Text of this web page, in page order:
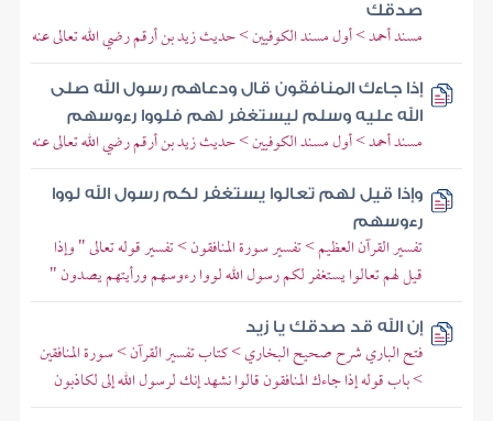
صدقك
مسند أحمد > أول مسند الكوفيين > حديث زيد بن أرقم رضي الله تعالى عنه
إذا جاءك المنافقون قال ودعاهم رسول الله صلى
الله عليه وسلم ليستغفر لهم فلووا رءوسهم
مسند أحمد > أول مسند الكوفيين > حديث زيد بن أرقم رضي الله تعالى عنه
وإذا قيل لهم تعالوا يستغفر لكم رسول الله لووا
رءوسهم
تفسير القرآن العظيم > تفسير سورة المنافقون > تفسير قوله تعالى " وإذا
قيل لهم تعالوا يستغفر لكم رسول الله لووا رءوسهم ورأيتهم يصدون "
إن الله قد صدقك يا زيد
فتح الباري شرح صحيح البخاري > كتاب تفسير القرآن > سورة المنافقين
> باب قوله إذا جاءك المنافقون قالوا نشهد إنك لرسول الله إلى لكاذبون